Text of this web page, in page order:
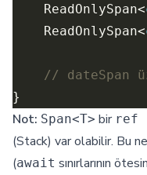
    ReadOnlySpan<
    ReadOnlySpan<
// dateSpan
Not: Span<T> bir ref
(Stack) var olabilir. Bu
(await sınırlarının